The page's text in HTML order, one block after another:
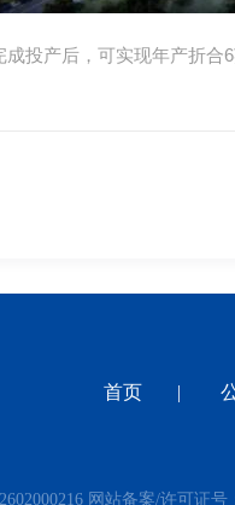
投产后，可实现年产折
首页 |
网站备案/许可证号